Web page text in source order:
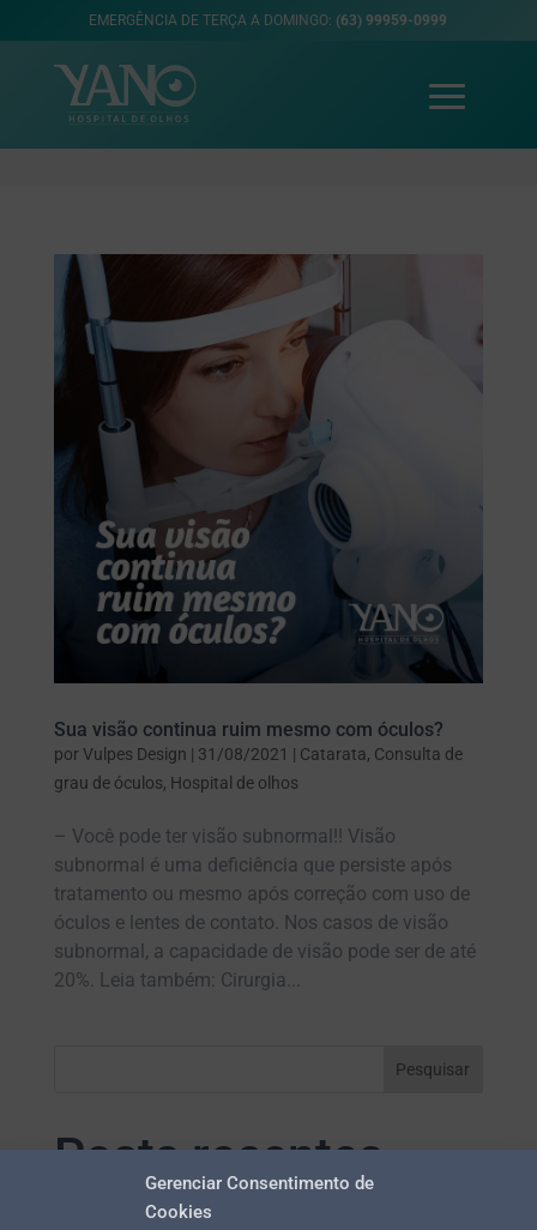
Gerenciar Consentimento de
Cookies
EMERGÊNCIA DE TERÇA A DOMINGO: (63) 99959-0999
Sua visão continua ruim mesmo com óculos?
porVulpes Design | 31/08/2021 | Catarata, Consulta de
grau de óculos, Hospital de olhos
– Você pode ter visão subnormal!! Visão
subnormal é uma deficiência que persiste após
tratamento ou mesmo após correção com uso de
óculos e lentes de contato. Nos casos de visão
subnormal, a capacidade de visão pode ser de até
20%. Leia também: Cirurgia...
Pesquisar
Posts recentes